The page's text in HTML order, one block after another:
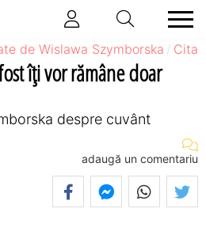
de Wislawa Szymborska
îţi vor rămâne doar
despre cuvânt
adaugă un comentariu